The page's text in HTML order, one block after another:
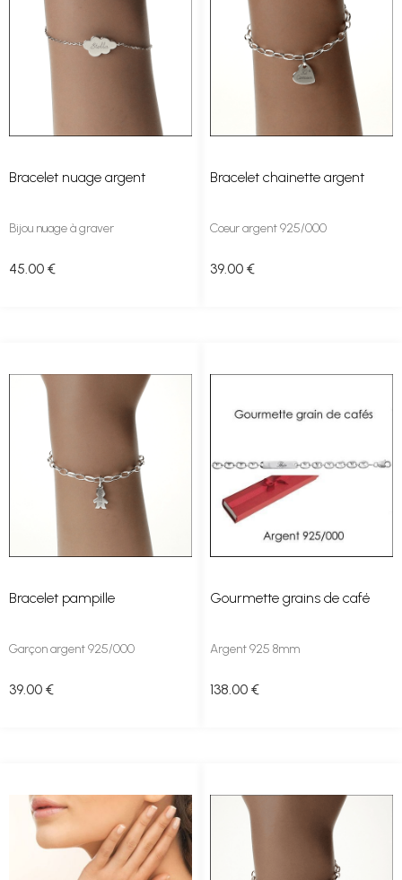
Bracelet nuage argent
Bijou nuage à graver
45 .00 €
Bracelet chainette argent
Cœur argent 925/000
39.00 €
Bracelet pampille
Garçon argent 925/000
39.00 €
Gourmette grains de café
Argent 925 8mm
138 .00 €